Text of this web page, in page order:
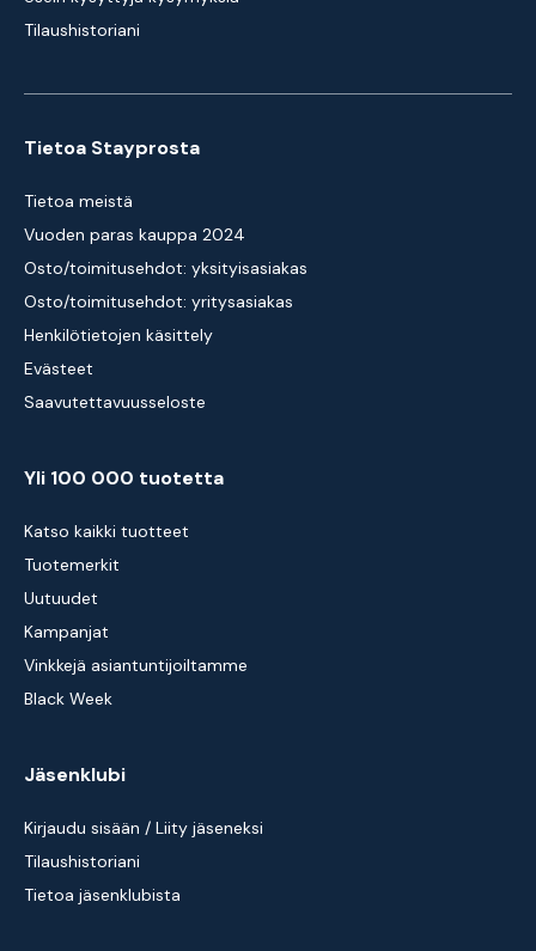
Tilaushistoriani
Tietoa Stayprosta
Tietoa meistä
Vuoden paras kauppa 2024
Osto/toimitusehdot: yksityisasiakas
Osto/toimitusehdot: yritysasiakas
Henkilötietojen käsittely
Evästeet
Saavutettavuusseloste
Yli 100 000 tuotetta
Katso kaikki tuotteet
Tuotemerkit
Uutuudet
Kampanjat
Vinkkejä asiantuntijoiltamme
Black Week
Jäsenklubi
Kirjaudu sisään / Liity jäseneksi
Tilaushistoriani
Tietoa jäsenklubista